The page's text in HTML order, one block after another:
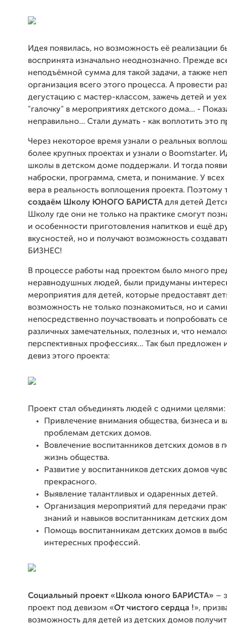
Идея появилась, но возможность её реализации
воспринята изначально неоднозначно. Прежде
неподъёмной сумма для такой задачи, а также
организация всего этого процесса. А провести
дегустацию с мастер-классом, зажечь детей и
"галочку" в мероприятиях детского дома... -
неправильно... Стали думать - как воплотить это
Через некоторое время узнали о реальных
более крупных проектах и узнали о Boomstarter.
школы в детском доме поддержали. И тогда
наброски, программа, смета, и понимание. У всех
вера в реальность воплощения проекта. Поэтому
создаём Школу ЮНОГО БАРИСТА для детей
Школу где они не только на практике смогут
и особенности приготовления напитков и ещё
вкусностей, но и получают возможность
БИЗНЕС!
В процессе работы над проектом было много
неравнодушных людей, были придуманы
мероприятия для детей, которые предоставят
возможность не только познакомиться, но и
непосредственно поучаствовать и попробовать
различных замечательных, полезных и, что
перспективных профессиях... Так был предложен
девиз этого проекта:
Проект стал объединять людей с одними целями:
Привлечение внимания общества, бизнеса и
проблемам детских домов.
Вовлечение воспитанников детских домов в
жизнь общества.
Развитие у воспитанников детских домов
прекрасного.
Выявление талантливых и одаренных детей.
Организация мероприятий для передачи
знаний и навыков воспитанникам детских
Помощь воспитанникам детских домов в
интересных профессий.
Социальный проект «Школа юного БАРИСТА» –
проект под девизом «От чистого сердца !»,
возможность для детей из детских домов